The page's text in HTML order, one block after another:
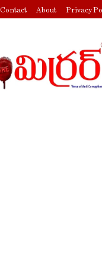
Contact About Privacy